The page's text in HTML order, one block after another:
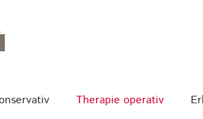
Therapie operativ